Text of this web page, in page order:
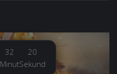
32
Minut
21
Sekund